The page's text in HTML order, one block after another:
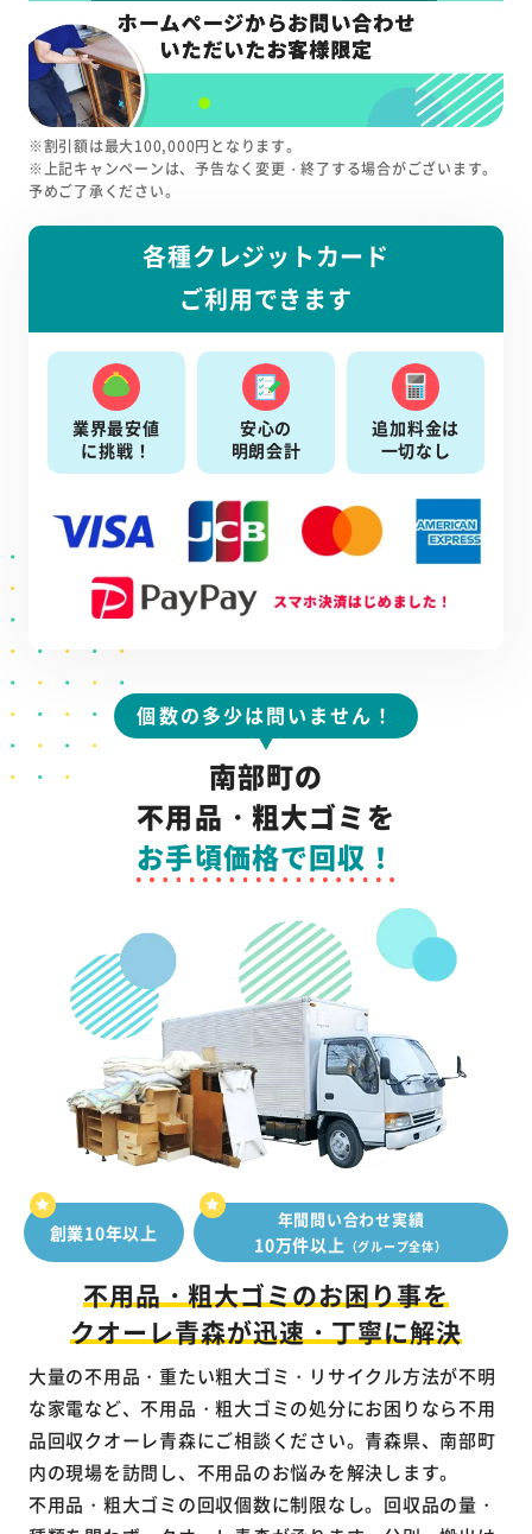
※割引額は最大100,000円となります。
※上記キャンペーンは、予告なく変更・終了する場合がございます。
予めご了承ください。
各種クレジットカード
ご利用できます
業界最安値
に挑戦！
安心の
明朗会計
追加料金は
一切なし
個数の多少は問いません！
南部町の
不用品・粗大ゴミを
お手頃価格で回収！
創業10年以上
年間問い合わせ実績
10万件以上 （グループ全体）
不用品・粗大ゴミのお困り事を
クオーレ青森が迅速・丁寧に解決
大量の不用品・重たい粗大ゴミ・リサイクル方法が不明
な家電など、不用品・粗大ゴミの処分にお困りなら不用
品回収クオーレ青森にご相談ください。青森県、南部町
内の現場を訪問し、不用品のお悩みを解決します。
不用品・粗大ゴミの回収個数に制限なし。回収品の量・